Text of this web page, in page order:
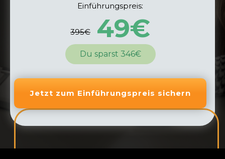
Einführungspreis:
395€ 49€
Du sparst 346€
Jetzt zum Einführungspreis sichern